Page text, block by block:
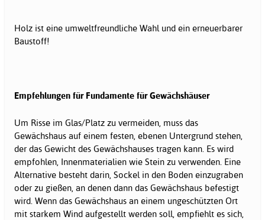
Holz ist eine umweltfreundliche Wahl und ein erneuerbarer
Baustoff!
Empfehlungen für Fundamente für Gewächshäuser
Um Risse im Glas/Platz zu vermeiden, muss das
Gewächshaus auf einem festen, ebenen Untergrund stehen,
der das Gewicht des Gewächshauses tragen kann. Es wird
empfohlen, Innenmaterialien wie Stein zu verwenden. Eine
Alternative besteht darin, Sockel in den Boden einzugraben
oder zu gießen, an denen dann das Gewächshaus befestigt
wird. Wenn das Gewächshaus an einem ungeschützten Ort
mit starkem Wind aufgestellt werden soll, empfiehlt es sich,